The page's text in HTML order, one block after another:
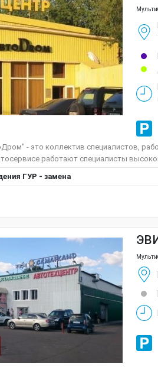
- это коллектив специалистов,
работают специалисты
ГУР - замена